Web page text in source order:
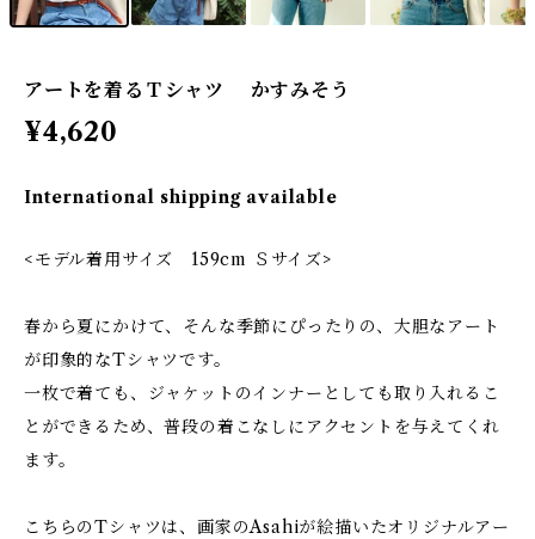
アートを着るＴシャツ かすみそう
¥4,620
International shipping available
<モデル着用サイズ 159cm Ｓサイズ>
春から夏にかけて、そんな季節にぴったりの、大胆なアート
が印象的なTシャツです。
一枚で着ても、ジャケットのインナーとしても取り入れるこ
とができるため、普段の着こなしにアクセントを与えてくれ
ます。
こちらのTシャツは、画家のAsahiが絵描いたオリジナルアー